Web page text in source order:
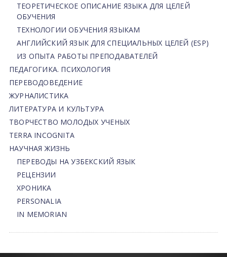
ТЕОРЕТИЧЕСКОЕ ОПИСАНИЕ ЯЗЫКА ДЛЯ ЦЕЛЕЙ
ОБУЧЕНИЯ
ТЕХНОЛОГИИ ОБУЧЕНИЯ ЯЗЫКАМ
АНГЛИЙСКИЙ ЯЗЫК ДЛЯ СПЕЦИАЛЬНЫХ ЦЕЛЕЙ (ESP)
ИЗ ОПЫТА РАБОТЫ ПРЕПОДАВАТЕЛЕЙ
ПЕДАГОГИКА. ПСИХОЛОГИЯ
ПЕРЕВОДОВЕДЕНИЕ
ЖУРНАЛИСТИКА
ЛИТЕРАТУРА И КУЛЬТУРА
ТВОРЧЕСТВО МОЛОДЫХ УЧЕНЫХ
TERRA INCOGNITA
НАУЧНАЯ ЖИЗНЬ
ПЕРЕВОДЫ НА УЗБЕКСКИЙ ЯЗЫК
РЕЦЕНЗИИ
ХРОНИКА
PERSONALIA
IN MEMORIAN